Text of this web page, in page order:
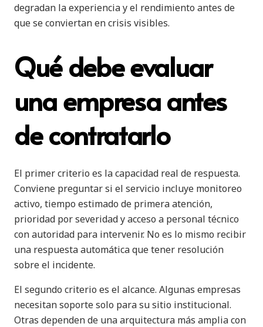
degradan la experiencia y el rendimiento antes de
que se conviertan en crisis visibles.
Qué debe evaluar
una empresa antes
de contratarlo
El primer criterio es la capacidad real de respuesta.
Conviene preguntar si el servicio incluye monitoreo
activo, tiempo estimado de primera atención,
prioridad por severidad y acceso a personal técnico
con autoridad para intervenir. No es lo mismo recibir
una respuesta automática que tener resolución
sobre el incidente.
El segundo criterio es el alcance. Algunas empresas
necesitan soporte solo para su sitio institucional.
Otras dependen de una arquitectura más amplia con